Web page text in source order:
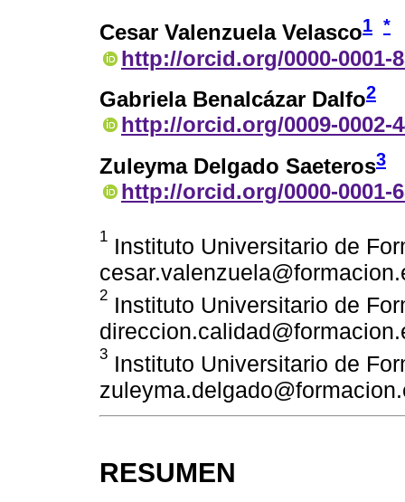
Cesar Valenzuela Velasco1 *
http://orcid.org/0000-0001-
Gabriela Benalcázar Dalfo2
http://orcid.org/0009-0002-
Zuleyma Delgado Saeteros3
http://orcid.org/0000-0001-
1 Instituto Universitario de
2 Instituto Universitario de
3 Instituto Universitario de
RESUMEN